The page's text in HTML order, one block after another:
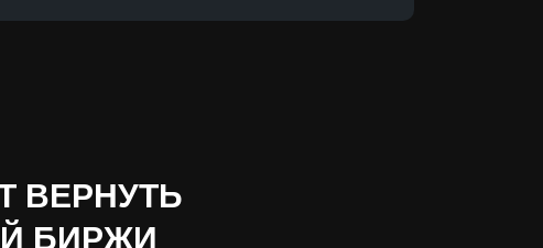
ВЕРНУТЬ
БИРЖИ